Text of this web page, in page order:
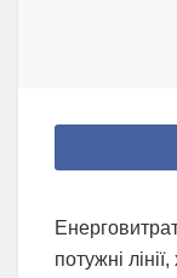
потужні